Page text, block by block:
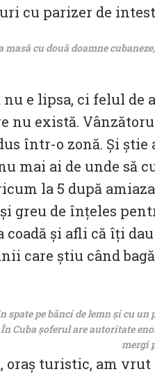
cu parizer de
cu două doamne
e lipsa, ci felul
nu există.
într-o zonă. Și știe
mai ai de unde să
la 5 după
greu de înțeles
și afli că îți
care știu când
spate pe bănci de lemn și cu
Cuba șoferul are autoritate
mergi
turistic, am vrut